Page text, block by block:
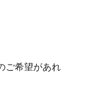
ご希望があれ